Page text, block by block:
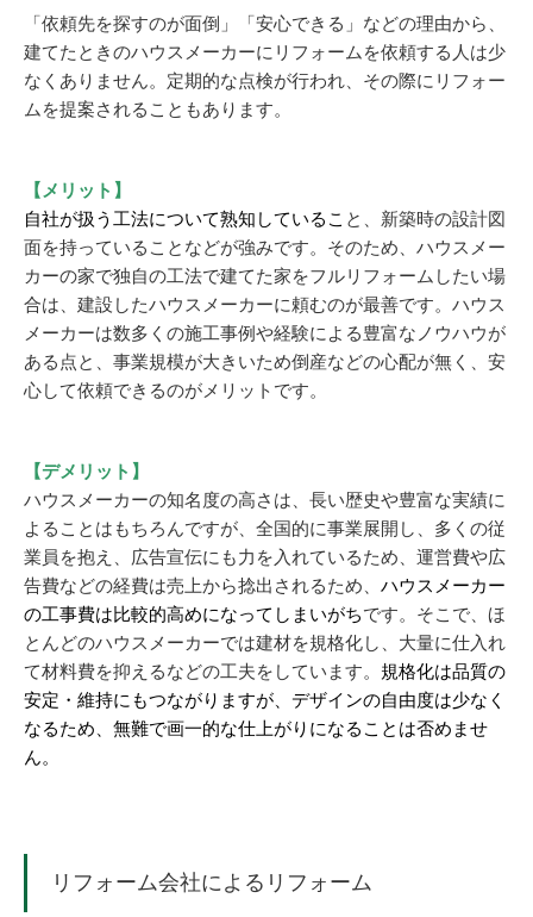
「依頼先を探すのが面倒」「安心できる」などの理由から、
建てたときのハウスメーカーにリフォームを依頼する人は少
なくありません。定期的な点検が行われ、その際にリフォー
ムを提案されることもあります。
【メリット】
自社が扱う工法について熟知しているこ と、新築時の設計図
面を持っていることなどが強みです。そのため、ハウスメー
カーの家で独自の工法で建てた家をフルリフォームしたい場
合は、建設したハウスメーカーに頼むのが最善です。ハウス
メーカーは数多くの施工事例や経験による豊富なノウハウが
ある点と、事業規模が大きいため倒産などの心配が無く、安
心して依頼できるのがメリットです。
【デメリット】
ハウスメーカーの知名度の高さは、長い歴史や豊富な実績に
よることはもちろんですが、全国的に事業展開し、多くの従
業員を抱え、広告宣伝にも力を入れているため、運営費や広
告費などの経費は売上から捻出されるため、 ハウスメーカー
の工事費は比較的高めになってしまいがちです。そこで、ほ
とんどのハウスメーカーでは建材を規格化し、大量に仕入れ
て材料費を抑えるなどの工夫をしています。 規格化は品質の
安定・維持にもつながりますが、デザインの自由度は少なく
なるため、無難で画一的な仕上がりになることは否めませ
ん。
リフォーム会社によるリフォーム